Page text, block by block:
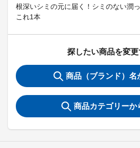
根深いシミの元に届く！シミのない潤
これ1本
探したい商品を変更
商品（ブランド）名
商品カテゴリーか